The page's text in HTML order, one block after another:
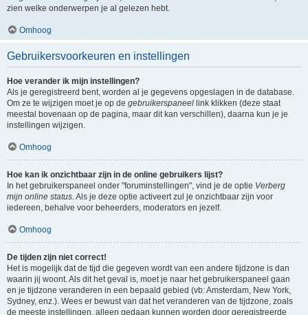
zien welke onderwerpen je al gelezen hebt.
Omhoog
Gebruikersvoorkeuren en instellingen
Hoe verander ik mijn instellingen?
Als je geregistreerd bent, worden al je gegevens opgeslagen in de database.
Om ze te wijzigen moet je op de gebruikerspaneel link klikken (deze staat
meestal bovenaan op de pagina, maar dit kan verschillen), daarna kun je je
instellingen wijzigen.
Omhoog
Hoe kan ik onzichtbaar zijn in de online gebruikers lijst?
In het gebruikerspaneel onder "foruminstellingen", vind je de optie Verberg
mijn online status. Als je deze optie activeert zul je onzichtbaar zijn voor
iedereen, behalve voor beheerders, moderators en jezelf.
Omhoog
De tijden zijn niet correct!
Het is mogelijk dat de tijd die gegeven wordt van een andere tijdzone is dan
waarin jij woont. Als dit het geval is, moet je naar het gebruikerspaneel gaan
en je tijdzone veranderen in een bepaald gebied (vb: Amsterdam, New York,
Sydney, enz.). Wees er bewust van dat het veranderen van de tijdzone, zoals
de meeste instellingen, alleen gedaan kunnen worden door geregistreerde